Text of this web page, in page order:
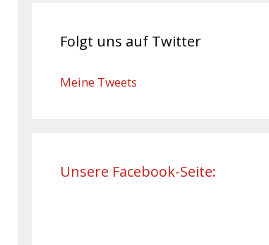
Folgt uns auf Twitter
Meine Tweets
Unsere Facebook-Seite: